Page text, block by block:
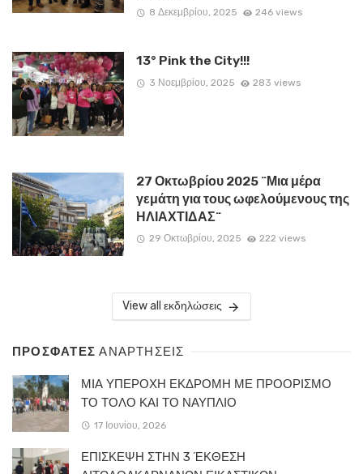
8 Δεκεμβρίου, 2025 246 views
13° Pink the City!!!
3 Νοεμβρίου, 2025 283 views
27 Οκτωβρίου 2025 ¨Μια μέρα
γεμάτη για τους ωφελούμενους της
ΗΛΙΑΧΤΙΔΑΣ¨
29 Οκτωβρίου, 2025 222 views
View all εκδηλώσεις
ΠΡΟΣΦΑΤΕΣΑΝΑΡΤΗΣΕΙΣ
ΜΙΑ ΥΠΕΡΟΧΗ ΕΚΔΡΟΜΗ ΜΕ ΠΡΟΟΡΙΣΜΟ
ΤΟ ΤΟΛΟ ΚΑΙ ΤΟ ΝΑΥΠΛΙΟ
17 Ιουνίου, 2026
ΕΠΙΣΚΕΨΗ ΣΤΗΝ 3 ΈΚΘΕΣΗ